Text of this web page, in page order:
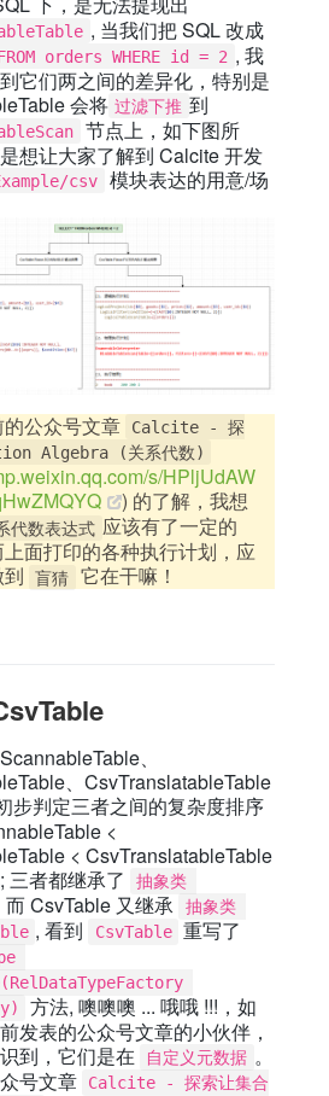
, 当我们把 SQL 改成
orders WHERE id = 2 , 我
它们两之间的差异化，特别是
会将 过滤下推 到
节点上，如下图所
想让大家了解到 Calcite 开发
csv
模块表达的用意/场
公众号文章
Calcite - 探
Algebra (关系代数)
s/HPljUdAW
) 的了解，我想
代数表达式 应该有了一定的
面打印的各种执行计划，应
盲猜 它在干嘛！
、
、CsvTranslatableTable
步判定三者之间的复杂度排序
<
< CsvTranslatableTable
三者都继承了
抽象类
而 CsvTable 又继承
抽象类
, 看到 CsvTable 重写了
方法, 噢噢噢 ... 哦哦 !!!，如
发表的公众号文章的小伙伴，
到，它们是在
自定义元数据 。
号文章
Calcite - 探索让集合